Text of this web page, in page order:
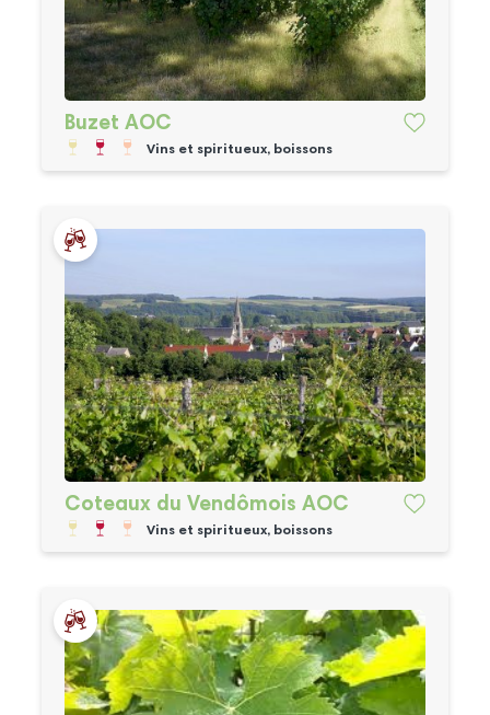
Buzet AOC
Vins et spiritueux, boissons
Coteaux du Vendômois AOC
Vins et spiritueux, boissons